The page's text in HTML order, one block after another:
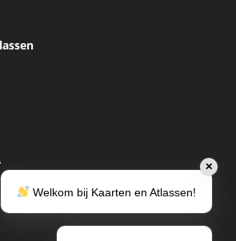
✕
Welkom bij Kaarten en Atlassen!